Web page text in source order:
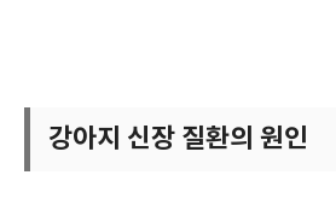
강아지 신장 질환의 원인